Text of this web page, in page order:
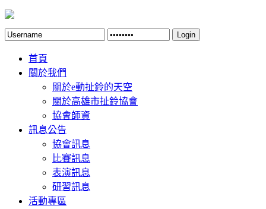
Login
首頁
關於我們
關於e動扯鈴的天空
關於高雄市扯鈴協會
協會師資
訊息公告
協會訊息
比賽訊息
表演訊息
研習訊息
活動專區